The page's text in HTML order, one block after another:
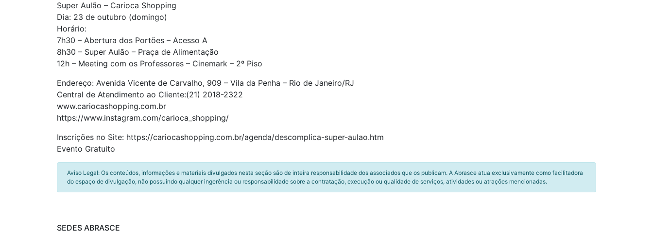
Super Aulão – Carioca Shopping
Dia: 23 de outubro (domingo)
Horário:
7h30 – Abertura dos Portões – Acesso A
8h30 – Super Aulão – Praça de Alimentação
12h – Meeting com os Professores – Cinemark – 2º Piso
Endereço: Avenida Vicente de Carvalho, 909 – Vila da Penha – Rio de Janeiro/RJ
Central de Atendimento ao Cliente:(21) 2018-2322
www.cariocashopping.com.br
https://www.instagram.com/carioca_shopping/
Inscrições no Site: https://cariocashopping.com.br/agenda/descomplica-super-aulao.htm
Evento Gratuito
Aviso Legal: Os conteúdos, informações e materiais divulgados nesta seção são de inteira responsabilidade dos associados que os publicam. A Abrasce atua exclusivamente como facilitadora
do espaço de divulgação, não possuindo qualquer ingerência ou responsabilidade sobre a contratação, execução ou qualidade de serviços, atividades ou atrações mencionadas.
SEDES ABRASCE